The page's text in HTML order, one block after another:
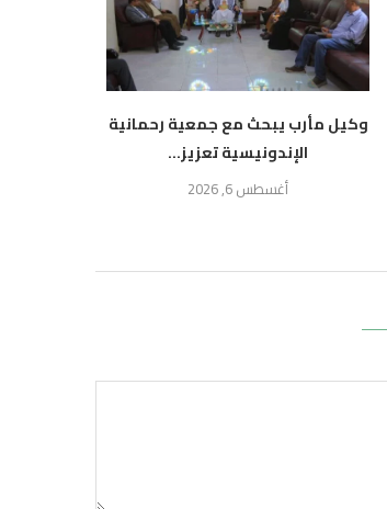
وكيل مأرب يبحث مع جمعية رحمانية
الإندونيسية تعزيز...
أغسطس 6, 2026